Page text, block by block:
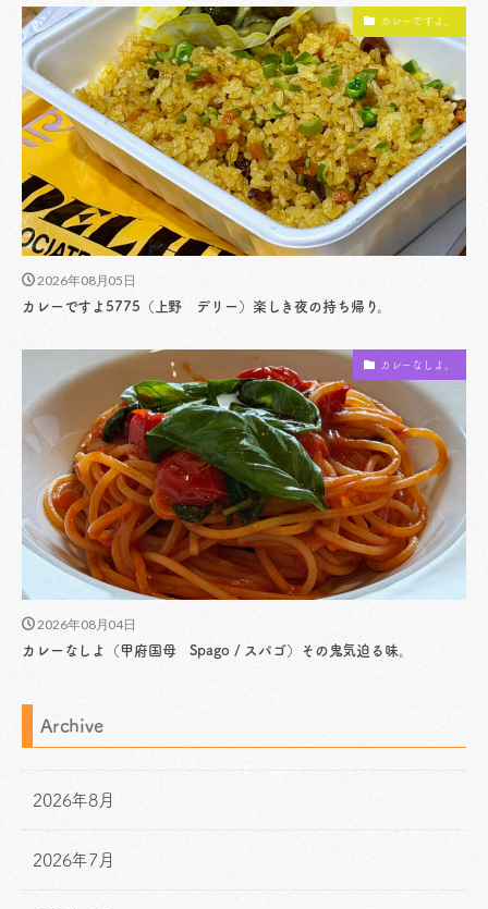
カレーですよ。
2026年08月05日
カレーですよ5775（上野 デリー）楽しき夜の持ち帰り。
カレーなしよ。
2026年08月04日
カレーなしよ（甲府国母 Spago / スパゴ）その鬼気迫る味。
Archive
2026年8月
2026年7月